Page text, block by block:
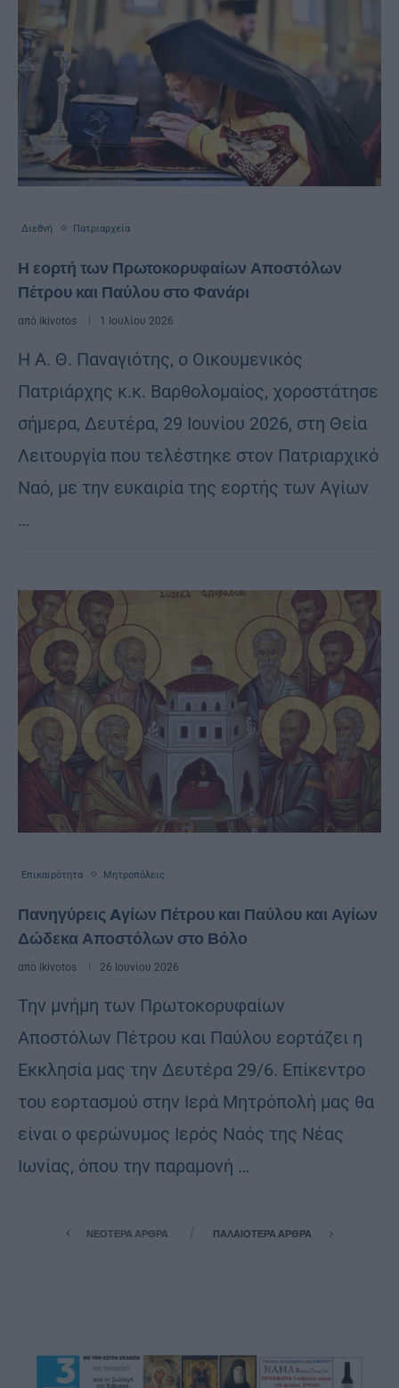
Διεθνή Πατριαρχεία
Η εορτή των Πρωτοκορυφαίων Αποστόλων
Πέτρου και Παύλου στο Φανάρι
από ikivotos 1 Ιουλίου 2026
H Α. Θ. Παναγιότης, o Οικουμενικός
Πατριάρχης κ.κ. Βαρθολομαίος, χοροστάτησε
σήμερα, Δευτέρα, 29 Ιουνίου 2026, στη Θεία
Λειτουργία που τελέστηκε στον Πατριαρχικό
Ναό, με την ευκαιρία της εορτής των Αγίων
…
Επικαιρότητα Μητροπόλεις
Πανηγύρεις Aγίων Πέτρου και Παύλου και Αγίων
Δώδεκα Αποστόλων στο Βόλο
από ikivotos 26 Ιουνίου 2026
Την μνήμη των Πρωτοκορυφαίων
Αποστόλων Πέτρου και Παύλου εορτάζει η
Εκκλησία μας την Δευτέρα 29/6. Επίκεντρο
του εορτασμού στην Ιερά Μητρόπολή μας θα
είναι ο φερώνυμος Ιερός Ναός της Νέας
Ιωνίας, όπου την παραμονή …
ΝΕΌΤΕΡΑ ΆΡΘΡΑ ΠΑΛΑΙΌΤΕΡΑ ΆΡΘΡΑ